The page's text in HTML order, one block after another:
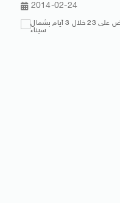
2014-02-24